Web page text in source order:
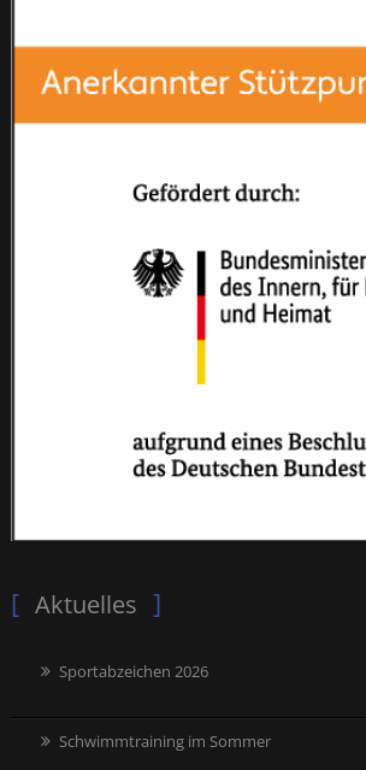
Aktuelles
Sportabzeichen 2026
Schwimmtraining im Sommer